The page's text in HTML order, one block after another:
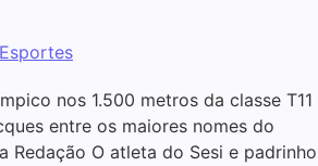
Esportes
nos 1.500 metros da classe T11
entre os maiores nomes do
Redação O atleta do Sesi e padrinho